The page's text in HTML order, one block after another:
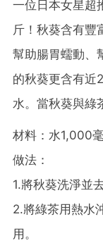
一位日本女星超
斤！秋葵含有豐
幫助腸胃蠕動、
的秋葵更含有近
水。當秋葵與綠
材料：水1,000
做法：
1.將秋葵洗淨並
2.將綠茶用熱水
用。